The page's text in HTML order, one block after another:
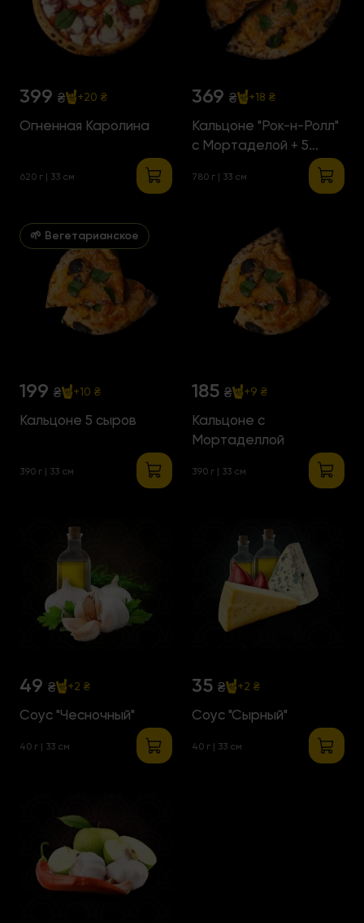
399 ₴ +20 ₴
Огненная Каролина
620 г | 33 см
369 ₴ +18 ₴
Кальцоне "Рок-н-Ролл"
с Мортаделой + 5
780 г | 33 см
🌱 Вегетарианское
199 ₴ +10 ₴
Кальцоне 5 сыров
390 г | 33 см
185 ₴ +9 ₴
Кальцоне с
Мортаделлой
390 г | 33 см
49 ₴ +2 ₴
Соус "Чесночный"
40 г | 33 см
35 ₴ +2 ₴
Соус "Сырный"
40 г | 33 см